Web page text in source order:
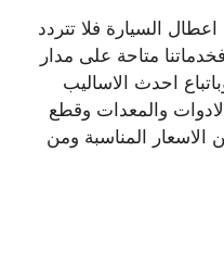
السيارة فلا تتردد
في التواصل معنا 69622745 فخدماتنا متاحة على مدار
احدث الاساليب
والمعدات وقطع
الاسعار المناسبة ومن